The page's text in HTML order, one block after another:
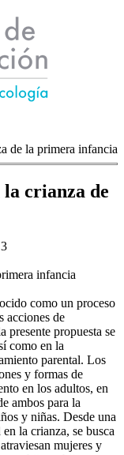
de la primera infancia
la crianza de
infancia
como un proceso
acciones de
presente propuesta se
como en la
parental. Los
y formas de
en los adultos, en
ambos para la
y niñas. Desde una
la crianza, se busca
mujeres y